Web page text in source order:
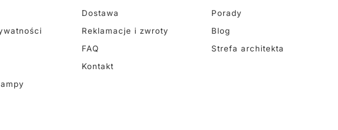
Dostawa
Reklamacje i zwroty
FAQ
Kontakt
Porady
Blog
Strefa architekta